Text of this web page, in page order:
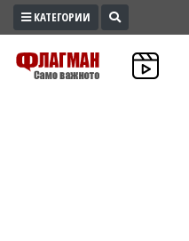
ПРОМО
ЗОНА
КАТЕГОРИИ